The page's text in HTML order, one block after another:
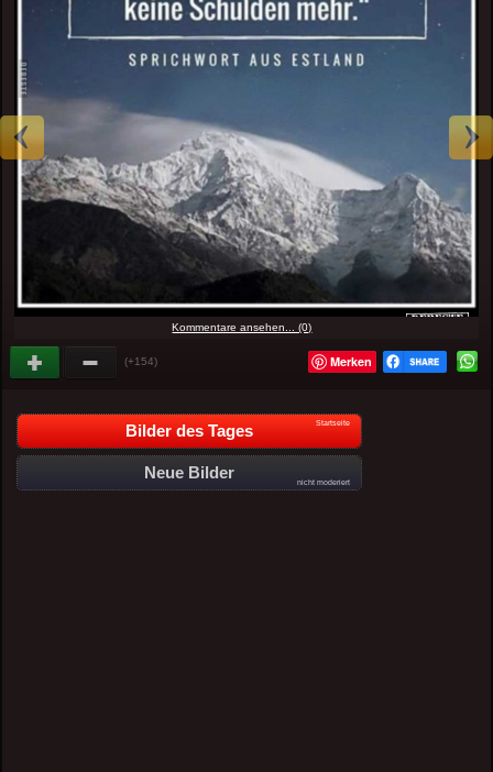
Kommentare ansehen... (0)
(+154) Merken
Bilder des Tages Startseite
Neue Bilder
nicht moderiert